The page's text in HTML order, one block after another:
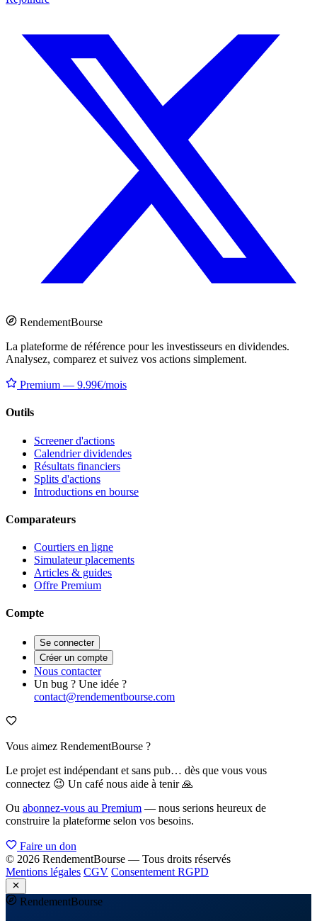
RendementBourse
La plateforme de référence pour les investisseurs en dividendes.
Analysez, comparez et suivez vos actions simplement.
Premium — 9.99€/mois
Outils
Screener d'actions
Calendrier dividendes
Résultats financiers
Splits d'actions
Introductions en bourse
Comparateurs
Courtiers en ligne
Simulateur placements
Articles & guides
Offre Premium
Compte
Se connecter
Créer un compte
Nous contacter
Un bug ? Une idée ?
contact@rendementbourse.com
Vous aimez RendementBourse ?
Le projet est indépendant et sans pub… dès que vous vous
connectez 😉 Un café nous aide à tenir 🙏
Ou abonnez-vous au Premium — nous serions heureux de
construire la plateforme selon vos besoins.
Faire un don
© 2026 RendementBourse — Tous droits réservés
Mentions légales CGV Consentement RGPD
RendementBourse